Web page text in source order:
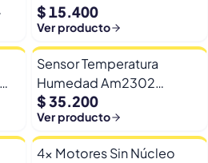
$ 15.400
Ver producto
Sensor Temperatura
Humedad Am2302
Dht22/am2302 Digital
Esp32
$ 35.200
Ver producto
4x Motores Sin Núcleo